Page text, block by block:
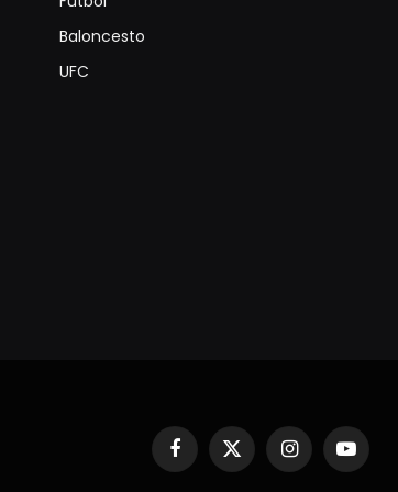
Baloncesto
UFC
Facebook
X
(Twitter)
InstagramYouTube